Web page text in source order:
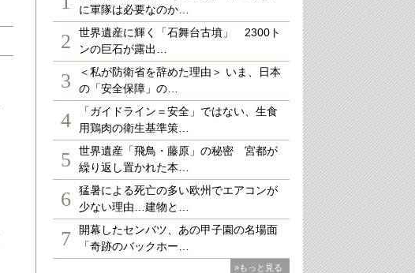
に軍隊は必要なのか…
2
世界遺産に輝く「石舞台古墳」 2300ト
ンの巨石が露出…
3
＜私が防衛省を辞めた理由＞ いま、日本
の「安全保障」の…
4
「ガイドライン＝安全」ではない、生食
用鶏肉の衛生基準策…
5
世界遺産「飛鳥・藤原」の秘密 宮都が
繰り返し置かれた本…
6
猛暑による死亡の多い欧州でエアコンが
少ない理由…建物と…
7
開幕したセンバツ、あの甲子園の名場面
「奇跡のバックホー…
»もっと見る